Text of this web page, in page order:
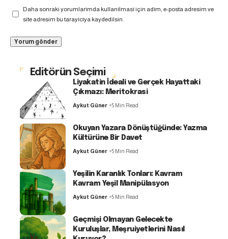
Daha sonraki yorumlarımda kullanılması için adım, e-posta adresim ve
site adresim bu tarayıcıya kaydedilsin.
Editörün Seçimi
Liyakatin İdeali ve Gerçek Hayattaki
Çıkmazı: Meritokrasi
Aykut Güner 5 Min Read
Okuyan Yazara Dönüştüğünde: Yazma
Kültürüne Bir Davet
Aykut Güner 5 Min Read
Yeşilin Karanlık Tonları: Kavram
Kavram Yeşil Manipülasyon
Aykut Güner 5 Min Read
Geçmişi Olmayan Gelecekte
Kuruluşlar, Meşruiyetlerini Nasıl